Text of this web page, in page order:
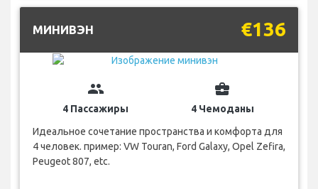
МИНИВЭН €136
group
4 Пассажиры
business_center
4 Чемоданы
Идеальное сочетание пространства и комфорта для
4 человек. пример: VW Touran, Ford Galaxy, Opel Zefira,
Peugeot 807, etc.